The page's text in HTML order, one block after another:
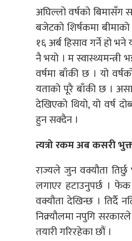
अघिल्लो वर्षको
बजेटको शिर्षकमा
१६ अर्ब हिसाव गर्ने हो
नै भयो । म
वर्षमा बाँकी छ । यो
यताको पूरै बाँकी छ ।
देखिएको थियो, यो वर्ष
हुन सक्दैन ।
त्यत्रो रकम अब कसरी
राज्यले जुन वक्यौता
लगाएर हटाउनुपर्छ । फेक
वक्यौता देखिन्छ । तिर्दै
निक्र्यौलमा नपुगि
तयारी गरिरहेका छौं ।